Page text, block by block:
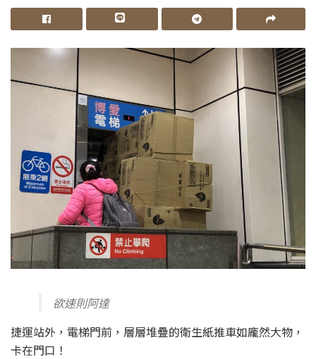
欲速則阿達
捷運站外，電梯門前，層層堆疊的衛生紙推車如龐然大物，
卡在門口！